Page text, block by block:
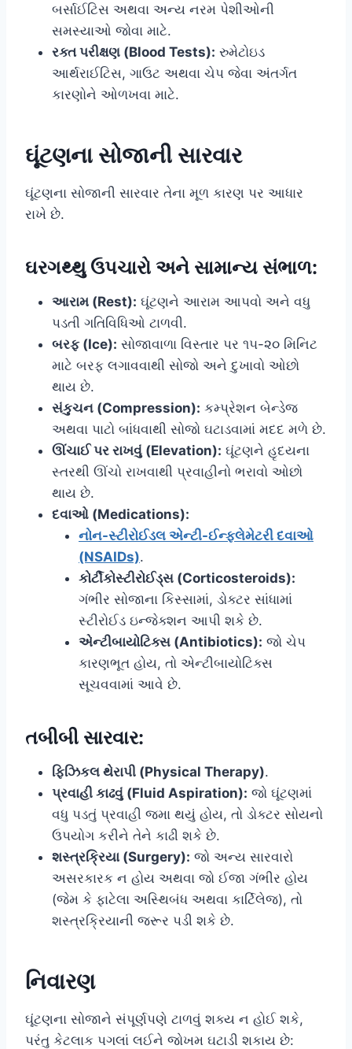
બર્સાઈટિસ અથવા અન્ય નરમ પેશીઓની
સમસ્યાઓ જોવા માટે.
રક્ત પરીક્ષણ (Blood Tests): રુમેટોઇડ
આર્થરાઈટિસ, ગાઉટ અથવા ચેપ જેવા અંતર્ગત
કારણોને ઓળખવા માટે.
ઘૂંટણના સોજાની સારવાર
ઘૂંટણના સોજાની સારવાર તેના મૂળ કારણ પર આધાર
રાખે છે.
ઘરગથ્થુ ઉપચારો અને સામાન્ય સંભાળ:
આરામ (Rest): ઘૂંટણને આરામ આપવો અને વધુ
પડતી ગતિવિધિઓ ટાળવી.
બરફ (Ice): સોજાવાળા વિસ્તાર પર ૧૫-૨૦ મિનિટ
માટે બરફ લગાવવાથી સોજો અને દુખાવો ઓછો
થાય છે.
સંકુચન (Compression): કમ્પ્રેશન બેન્ડેજ
અથવા પાટો બાંધવાથી સોજો ઘટાડવામાં મદદ મળે છે.
ઊંચાઈ પર રાખવું (Elevation): ઘૂંટણને હૃદયના
સ્તરથી ઊંચો રાખવાથી પ્રવાહીનો ભરાવો ઓછો
થાય છે.
દવાઓ (Medications):
નોન-સ્ટીરોઈડલ એન્ટી-ઈન્ફ્લેમેટરી દવાઓ
(NSAIDs).
કોર્ટીકોસ્ટીરોઈડ્સ (Corticosteroids):
ગંભીર સોજાના કિસ્સામાં, ડોક્ટર સાંધામાં
સ્ટીરોઈડ ઇન્જેક્શન આપી શકે છે.
એન્ટીબાયોટિક્સ (Antibiotics): જો ચેપ
કારણભૂત હોય, તો એન્ટીબાયોટિક્સ
સૂચવવામાં આવે છે.
તબીબી સારવાર:
ફિઝિકલ થેરાપી (Physical Therapy).
પ્રવાહી કાઢવું (Fluid Aspiration): જો ઘૂંટણમાં
વધુ પડતું પ્રવાહી જમા થયું હોય, તો ડોક્ટર સોયનો
ઉપયોગ કરીને તેને કાઢી શકે છે.
શસ્ત્રક્રિયા (Surgery): જો અન્ય સારવારો
અસરકારક ન હોય અથવા જો ઈજા ગંભીર હોય
(જેમ કે ફાટેલા અસ્થિબંધ અથવા કાર્ટિલેજ), તો
શસ્ત્રક્રિયાની જરૂર પડી શકે છે.
નિવારણ
ઘૂંટણના સોજાને સંપૂર્ણપણે ટાળવું શક્ય ન હોઈ શકે,
પરંતુ કેટલાક પગલાં લઈને જોખમ ઘટાડી શકાય છે: